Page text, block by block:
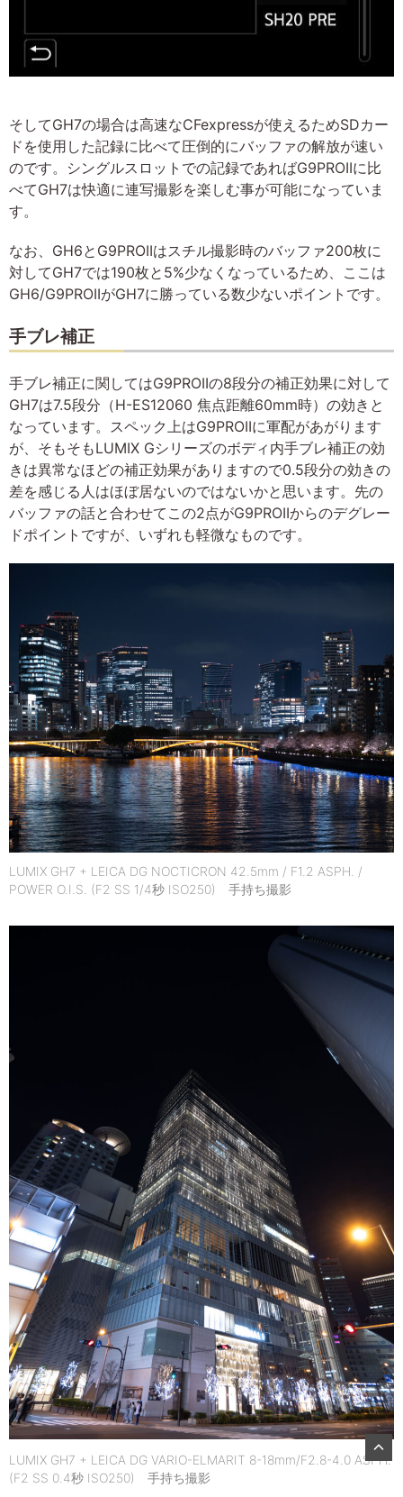
そしてGH7の場合は高速なCFexpressが使えるためSDカー
ドを使用した記録に比べて圧倒的にバッファの解放が速い
のです。シングルスロットでの記録であればG9PROIIに比
べてGH7は快適に連写撮影を楽しむ事が可能になっていま
す。
なお、GH6とG9PROIIはスチル撮影時のバッファ200枚に
対してGH7では190枚と5%少なくなっているため、ここは
GH6/G9PROIIがGH7に勝っている数少ないポイントです。
手ブレ補正
手ブレ補正に関してはG9PROIIの8段分の補正効果に対して
GH7は7.5段分（H-ES12060 焦点距離60mm時）の効きと
なっています。スペック上はG9PROIIに軍配があがります
が、そもそもLUMIX Gシリーズのボディ内手ブレ補正の効
きは異常なほどの補正効果がありますので0.5段分の効きの
差を感じる人はほぼ居ないのではないかと思います。先の
バッファの話と合わせてこの2点がG9PROIIからのデグレー
ドポイントですが、いずれも軽微なものです。
LUMIX GH7 + LEICA DG NOCTICRON 42.5mm / F1.2 ASPH. /
POWER O.I.S. (F2 SS 1/4秒 ISO250) 手持ち撮影
LUMIX GH7 + LEICA DG VARIO-ELMARIT 8-18mm/F2.8-4.0 ASPH.
(F2 SS 0.4秒 ISO250) 手持ち撮影